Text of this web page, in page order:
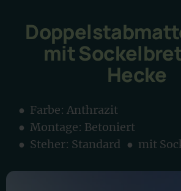
mit
Hecke
● Farbe: Anthrazit
● Montage: Betoniert
● Steher: Standard ● mit